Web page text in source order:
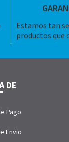
Estamos tan
productos que
DE
Pago
Envio